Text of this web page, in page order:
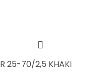
25-70/2,5 KHAKI